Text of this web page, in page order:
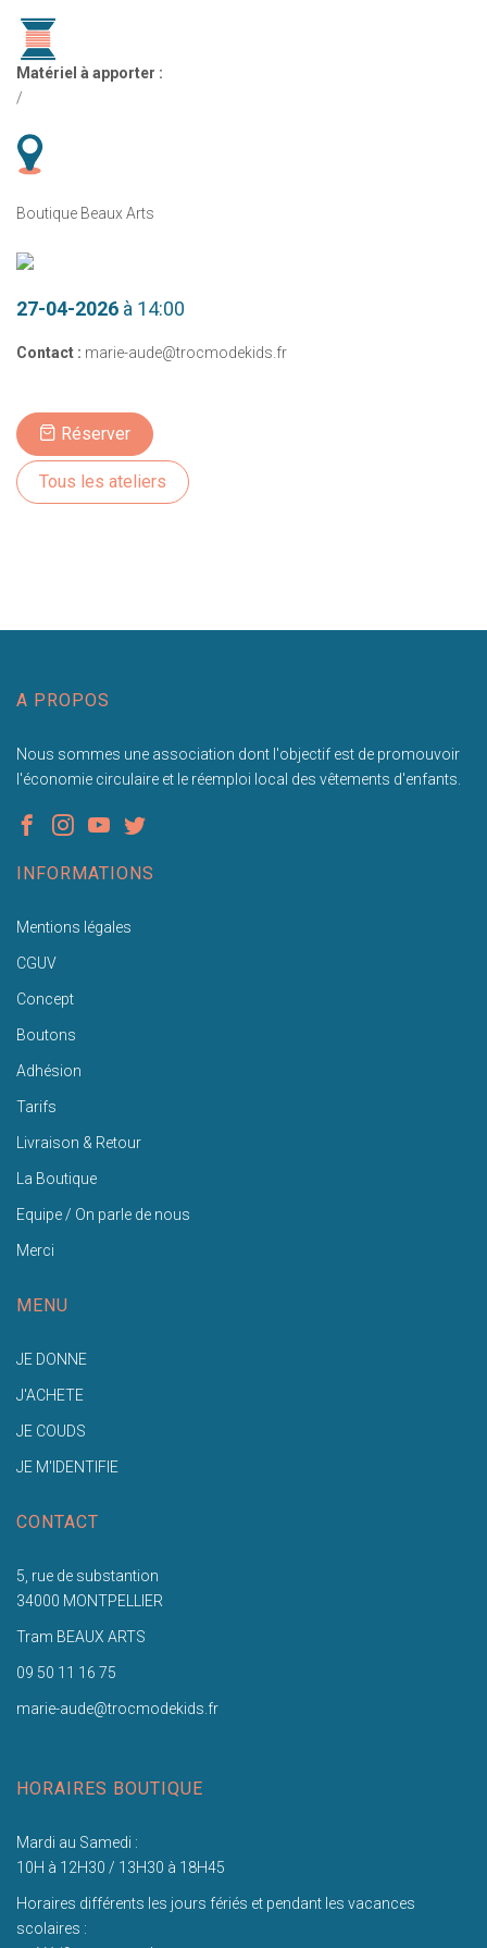
Matériel à apporter :
/
Boutique Beaux Arts
27-04-2026 à 14:00
Contact : marie-aude@trocmodekids.fr
Réserver
Tous les ateliers
A PROPOS
Nous sommes une association dont l'objectif est de promouvoir
l'économie circulaire et le réemploi local des vêtements d'enfants.
INFORMATIONS
Mentions légales
CGUV
Concept
Boutons
Adhésion
Tarifs
Livraison & Retour
La Boutique
Equipe / On parle de nous
Merci
MENU
JE DONNE
J'ACHETE
JE COUDS
JE M'IDENTIFIE
CONTACT
5, rue de substantion
34000 MONTPELLIER
Tram BEAUX ARTS
09 50 11 16 75
marie-aude@trocmodekids.fr
HORAIRES BOUTIQUE
Mardi au Samedi :
10H à 12H30 / 13H30 à 18H45
Horaires différents les jours fériés et pendant les vacances
scolaires :